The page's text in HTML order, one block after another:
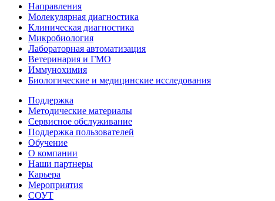
Направления
Молекулярная диагностика
Клиническая диагностика
Микробиология
Лабораторная автоматизация
Ветеринария и ГМО
Иммунохимия
Биологические и медицинские исследования
Поддержка
Методические материалы
Сервисное обслуживание
Поддержка пользователей
Обучение
О компании
Наши партнеры
Карьера
Мероприятия
СОУТ